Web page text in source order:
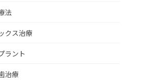
法
クス治療
ラント
治療